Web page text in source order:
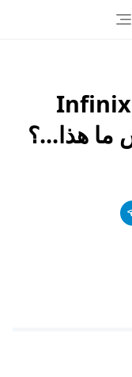
سعر ومواصفات هاتف Infinix